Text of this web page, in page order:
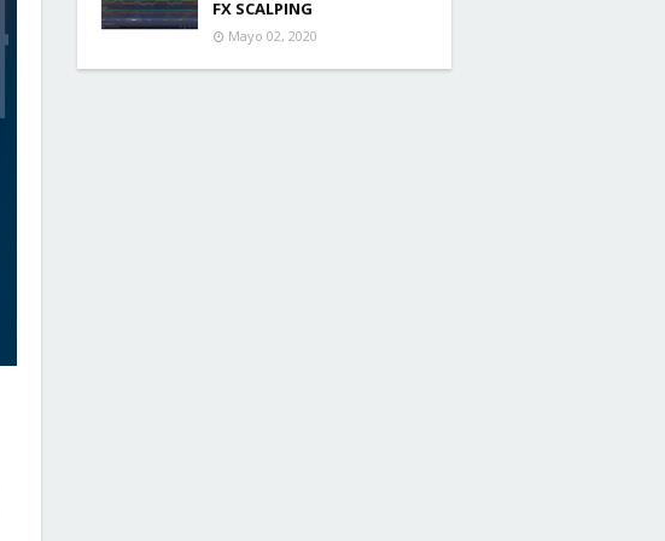
FX SCALPING
Mayo 02, 2020